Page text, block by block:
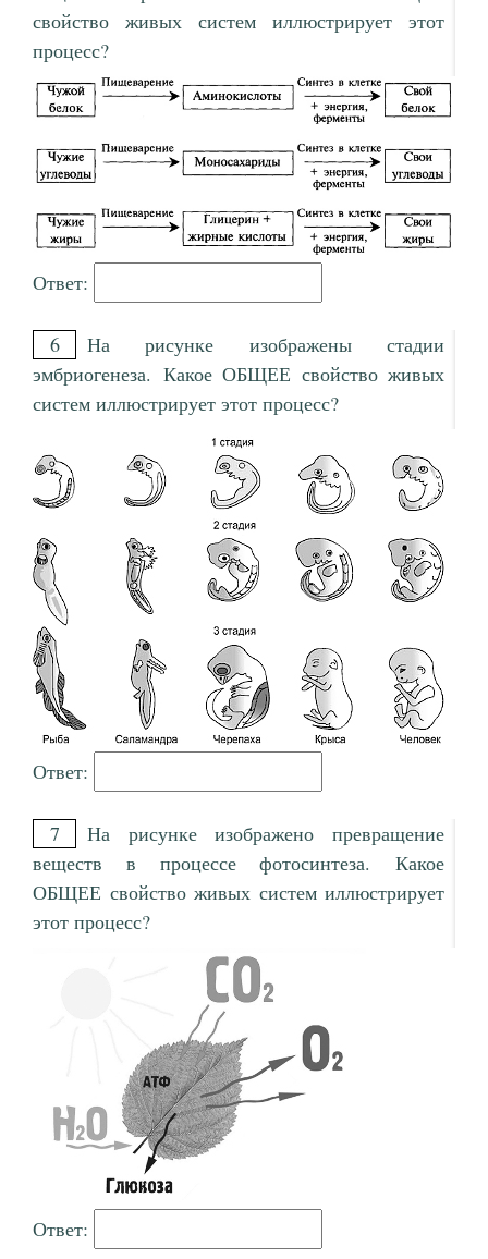
свойство живых систем иллюстрирует этот
процесс?
Ответ:
6
На рисунке изображены стадии
эмбриогенеза. Какое ОБЩЕЕ свойство живых
систем иллюстрирует этот процесс?
Ответ:
7
На рисунке изображено превращение
веществ в процессе фотосинтеза. Какое
ОБЩЕЕ свойство живых систем иллюстрирует
этот процесс?
Ответ: